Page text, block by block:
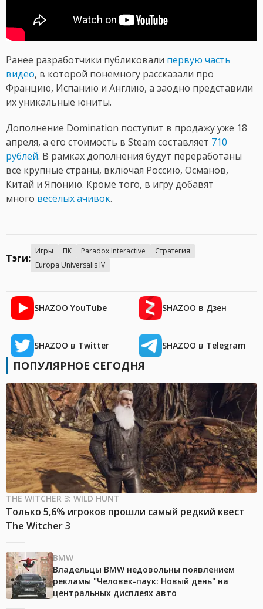
Ранее разработчики публиковали первую часть
видео, в которой понемногу рассказали про
Францию, Испанию и Англию, а заодно представили
их уникальные юниты.
Дополнение Domination поступит в продажу уже 18
апреля, а его стоимость в Steam составляет 710
рублей. В рамках дополнения будут переработаны
все крупные страны, включая Россию, Османов,
Китай и Японию. Кроме того, в игру добавят
много весёлых ачивок.
Тэги:
Игры ПК Paradox Interactive
Стратегия
Europa Universalis IV
SHAZOO YouTube SHAZOO в Дзен
SHAZOO в Twitter SHAZOO в Telegram
ПОПУЛЯРНОЕ СЕГОДНЯ
THE WITCHER 3: WILD HUNT
Только 5,6% игроков прошли самый редкий квест
The Witcher 3
BMW
Владельцы BMW недовольны появлением
рекламы "Человек-паук: Новый день" на
центральных дисплеях авто